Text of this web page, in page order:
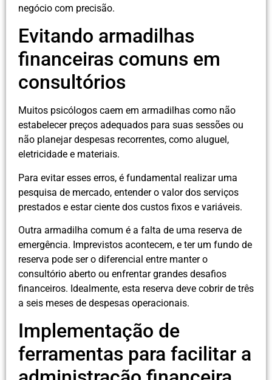
negócio com precisão.
Evitando armadilhas
financeiras comuns em
consultórios
Muitos psicólogos caem em armadilhas como não
estabelecer preços adequados para suas sessões ou
não planejar despesas recorrentes, como aluguel,
eletricidade e materiais.
Para evitar esses erros, é fundamental realizar uma
pesquisa de mercado, entender o valor dos serviços
prestados e estar ciente dos custos fixos e variáveis.
Outra armadilha comum é a falta de uma reserva de
emergência. Imprevistos acontecem, e ter um fundo de
reserva pode ser o diferencial entre manter o
consultório aberto ou enfrentar grandes desafios
financeiros. Idealmente, esta reserva deve cobrir de três
a seis meses de despesas operacionais.
Implementação de
ferramentas para facilitar a